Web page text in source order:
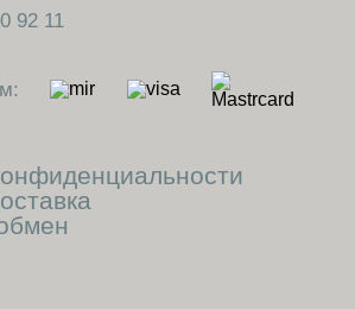
92 11